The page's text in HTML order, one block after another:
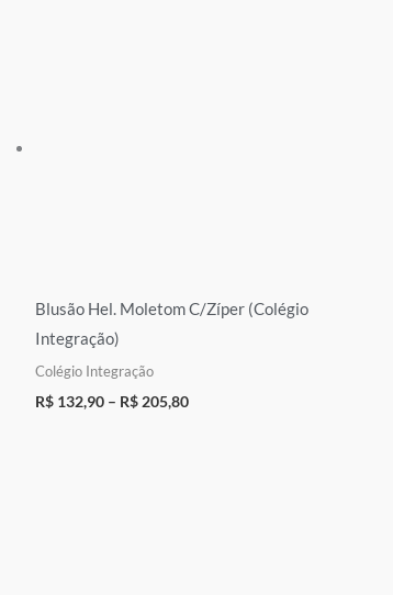
Blusão Hel. Moletom C/Zíper (Colégio
Integração)
Colégio Integração
R$ 132,90 – R$ 205,80